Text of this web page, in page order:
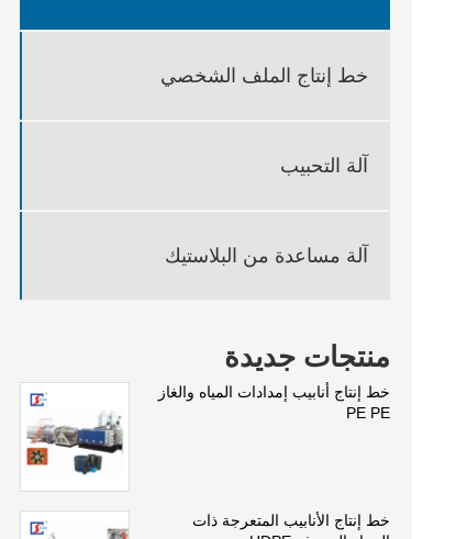
خط إنتاج الملف الشخصي
آلة التحبيب
آلة مساعدة من البلاستيك
منتجات جديدة
خط إنتاج أنابيب إمدادات المياه والغاز
PE PE
خط إنتاج الأنابيب المتعرجة ذات